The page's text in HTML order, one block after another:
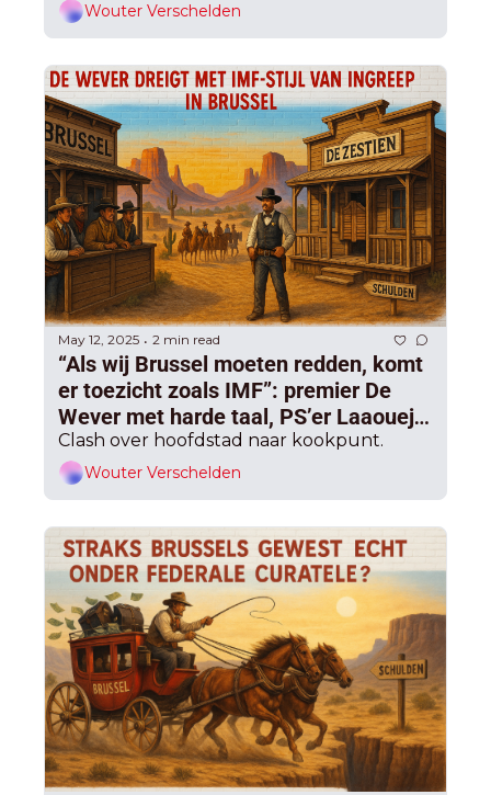
Wouter Verschelden
May 12, 2025 • 2 min read
“Als wij Brussel moeten redden, komt
er toezicht zoals IMF”: premier De
Wever met harde taal, PS’er Laaouej
reageert woest, wil coalitie met PVDA
en Ecolo
Clash over hoofdstad naar kookpunt.
Wouter Verschelden